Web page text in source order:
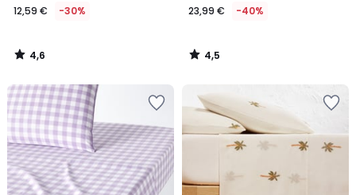
12,59 € -30%
4,6
/
23,99 € -40%
4,5
/